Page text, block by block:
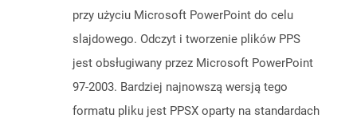
przy użyciu Microsoft PowerPoint do celu
slajdowego. Odczyt i tworzenie plików PPS
jest obsługiwany przez Microsoft PowerPoint
97-2003. Bardziej najnowszą wersją tego
formatu pliku jest PPSX oparty na standardach